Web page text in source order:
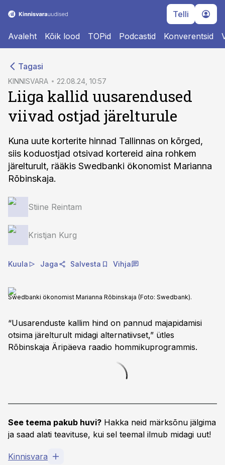
Telli
Avaleht Kõik lood TOPid Podcastid Konverentsid
Tagasi
KINNISVARA 22.08.24, 10:57
Liiga kallid uusarendused
viivad ostjad järelturule
Kuna uute korterite hinnad Tallinnas on kõrged,
siis koduostjad otsivad kortereid aina rohkem
järelturult, rääkis Swedbanki ökonomist Marianna
Rõbinskaja.
Stiine Reintam
Kristjan Kurg
Kuula Jaga Salvesta Vihja
Swedbanki ökonomist Marianna Rõbinskaja (Foto: Swedbank).
“Uusarenduste kallim hind on pannud majapidamisi
otsima järelturult midagi alternatiivset,” ütles
Rõbinskaja Äripäeva raadio hommikuprogrammis.
See teema pakub huvi? Hakka neid märksõnu jälgima
ja saad alati teavituse, kui sel teemal ilmub midagi uut!
Kinnisvara